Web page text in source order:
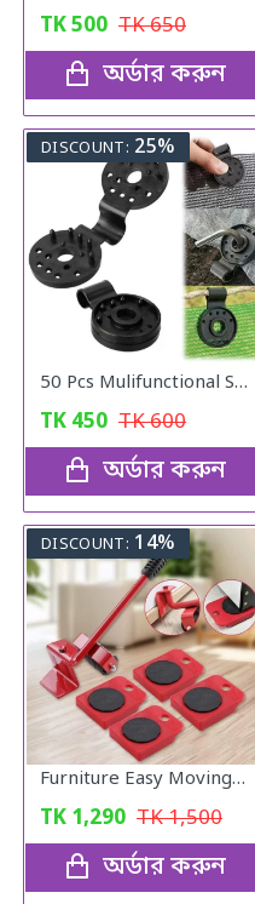
TK500 TK650
অর্ডার করুন
DISCOUNT: 25%
50 Pcs Mulifunctional Sunshade Net Fixing Clip
TK 450 TK600
অর্ডার করুন
DISCOUNT: 14%
Furniture Easy Moving Tool Set, Heavy Furniture Moving & Lifting System
TK 1,290 TK1,500
অর্ডার করুন